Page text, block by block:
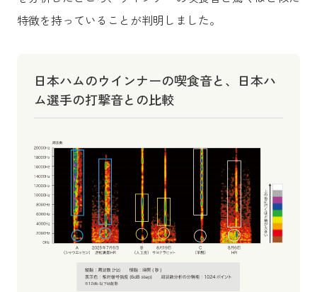
特徴を持っていることが判明しました。
日本ハムのウインナーの喫食音と、日本ハ
ム選手の打撃音との比較